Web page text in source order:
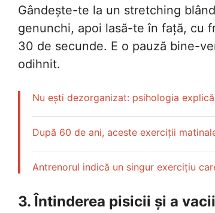
Gândește-te la un stretching
genunchi, apoi lasă-te în față, cu
30 de secunde. E o pauză bine-
odihnit.
Nu ești dezorganizat: psihologia
După 60 de ani, aceste exerciții
Antrenorul indică un singur exercițiu
3. Întinderea pisicii și a